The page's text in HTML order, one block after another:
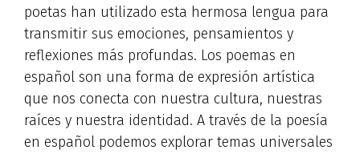
poetas han utilizado esta hermosa lengua para
transmitir sus emociones, pensamientos y
reflexiones más profundas. Los poemas en
español son una forma de expresión artística
que nos conecta con nuestra cultura, nuestras
raíces y nuestra identidad. A través de la poesía
en español podemos explorar temas universales